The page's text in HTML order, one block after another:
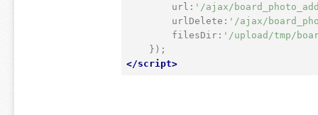
        url:
'/ajax/
        urlDelete:
'/ajax/
        filesDir:
'/upload/tmp/
</script>